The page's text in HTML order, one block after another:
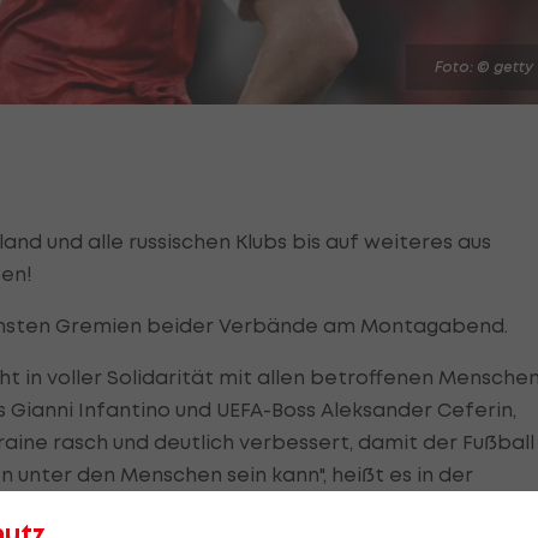
Foto: © getty
und alle russischen Klubs bis auf weiteres aus
Gremien beider Verbände am Montagabend.
in voller Solidarität mit allen betroffenen
Infantino und UEFA-Boss Aleksander Ceferin,
rasch und deutlich verbessert, damit der Fußball
unter den Menschen sein kann", heißt es in der